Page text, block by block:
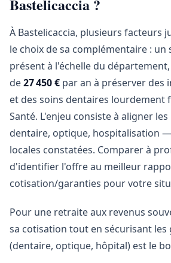
Bastelicaccia ?
À Bastelicaccia, plusieurs facteurs
le choix de sa complémentaire : un
présent à l'échelle du
de27 450 € par an à préserver des
et des soins dentaires lourdement
Santé. L'enjeu consiste à aligner
dentaire, optique, hospitalisation
locales constatées. Comparer à
d'identifier l'offre au meilleur
cotisation/garanties pour votre
Pour une retraite aux revenus
sa cotisation tout en sécurisant les
(dentaire, optique, hôpital) est le